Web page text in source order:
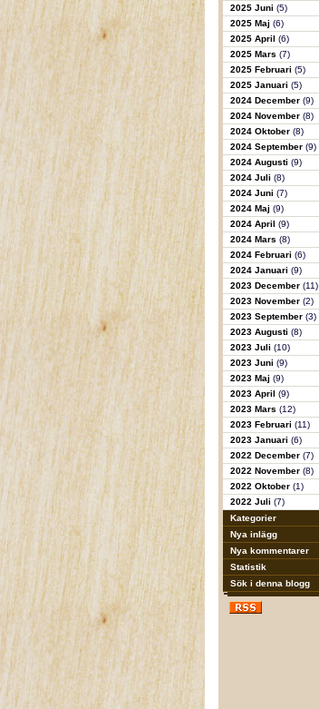
2025 Juni (5)
2025 Maj (6)
2025 April (6)
2025 Mars (7)
2025 Februari (5)
2025 Januari (5)
2024 December (9)
2024 November (8)
2024 Oktober (8)
2024 September (9)
2024 Augusti (9)
2024 Juli (8)
2024 Juni (7)
2024 Maj (9)
2024 April (9)
2024 Mars (8)
2024 Februari (6)
2024 Januari (9)
2023 December (11)
2023 November (2)
2023 September (3)
2023 Augusti (8)
2023 Juli (10)
2023 Juni (9)
2023 Maj (9)
2023 April (9)
2023 Mars (12)
2023 Februari (11)
2023 Januari (6)
2022 December (7)
2022 November (8)
2022 Oktober (1)
2022 Juli (7)
Kategorier
Nya inlägg
Nya kommentarer
Statistik
Sök i denna blogg